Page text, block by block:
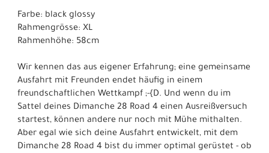
Farbe: black glossy
Rahmengrösse: XL
Rahmenhöhe: 58cm
Wir kennen das aus eigener Erfahrung; eine gemeinsame
Ausfahrt mit Freunden endet häufig in einem
freundschaftlichen Wettkampf ;-{D. Und wenn du im
Sattel deines Dimanche 28 Road 4 einen Ausreißversuch
startest, können andere nur noch mit Mühe mithalten.
Aber egal wie sich deine Ausfahrt entwickelt, mit dem
Dimanche 28 Road 4 bist du immer optimal gerüstet - ob